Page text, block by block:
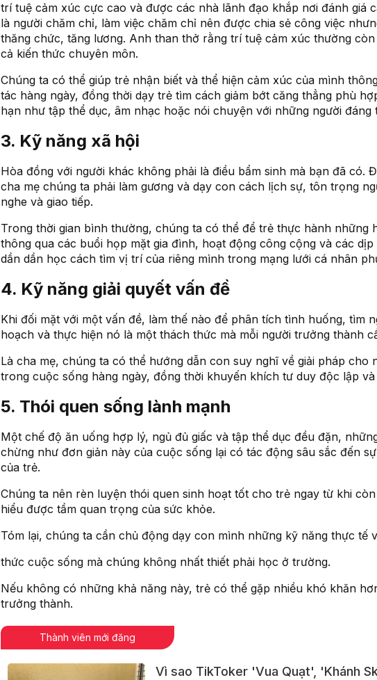
trí tuệ cảm xúc cực cao và được các nhà lãnh đạo khắp nơi đánh giá
là người chăm chỉ, làm việc chăm chỉ nên được chia sẻ công việc
thăng chức, tăng lương. Anh than thở rằng trí tuệ cảm xúc thường
cả kiến thức chuyên môn.
Chúng ta có thể giúp trẻ nhận biết và thể hiện cảm xúc của mình
tác hàng ngày, đồng thời dạy trẻ tìm cách giảm bớt căng thẳng phù
hạn như tập thể dục, âm nhạc hoặc nói chuyện với những người đáng
3. Kỹ năng xã hội
Hòa đồng với người khác không phải là điều bẩm sinh mà bạn đã có.
cha mẹ chúng ta phải làm gương và dạy con cách lịch sự, tôn trọng
nghe và giao tiếp.
Trong thời gian bình thường, chúng ta có thể để trẻ thực hành những
thông qua các buổi họp mặt gia đình, hoạt động công cộng và các
dần dần học cách tìm vị trí của riêng mình trong mạng lưới cá nhân
4. Kỹ năng giải quyết vấn đề
Khi đối mặt với một vấn đề, làm thế nào để phân tích tình huống, tìm
hoạch và thực hiện nó là một thách thức mà mỗi người trưởng thành
Là cha mẹ, chúng ta có thể hướng dẫn con suy nghĩ về giải pháp cho
trong cuộc sống hàng ngày, đồng thời khuyến khích tư duy độc lập
5. Thói quen sống lành mạnh
Một chế độ ăn uống hợp lý, ngủ đủ giấc và tập thể dục đều đặn,
chừng như đơn giản này của cuộc sống lại có tác động sâu sắc đến
của trẻ.
Chúng ta nên rèn luyện thói quen sinh hoạt tốt cho trẻ ngay từ khi
hiểu được tầm quan trọng của sức khỏe.
Tóm lại, chúng ta cần chủ động dạy con mình những kỹ năng thực tế
thức cuộc sống mà chúng không nhất thiết phải học ở trường.
Nếu không có những khả năng này, trẻ có thể gặp nhiều khó khăn
trưởng thành.
Thành viên mới đăng
Vì sao TikToker 'Vua Quạt', 'Khánh